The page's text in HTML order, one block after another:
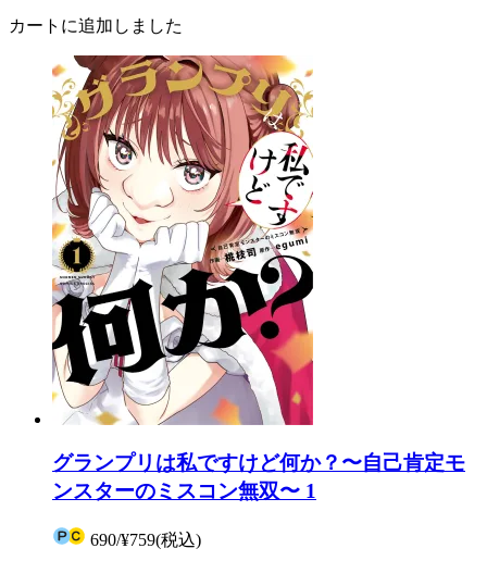
カートに追加しました
グランプリは私ですけど何か？〜自己肯定モ
ンスターのミスコン無双〜 1
690/¥759(税込)